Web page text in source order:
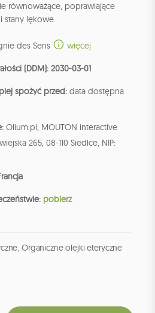
równoważące, poprawiające
stany lękowe.
des Sens więcej
(DDM): 2030-03-01
spożyć przed: data dostępna
Olium.pl, MOUTON interactive
265, 08-110 Siedlce, NIP:
pobierz
, Organiczne olejki eteryczne